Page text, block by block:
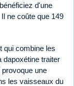
d'une
ne coûte que 149
qui combine les
dapoxétine traiter
une
les vaisseaux du